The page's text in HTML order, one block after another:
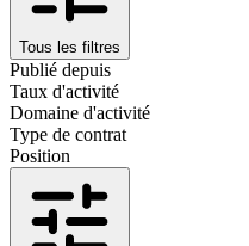
Tous les filtres
Publié depuis
Taux d'activité
Domaine d'activité
Type de contrat
Position